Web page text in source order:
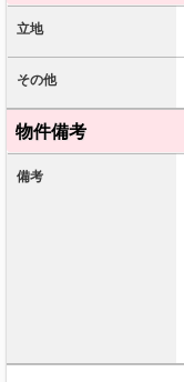
立地
その他
物件備考
備考